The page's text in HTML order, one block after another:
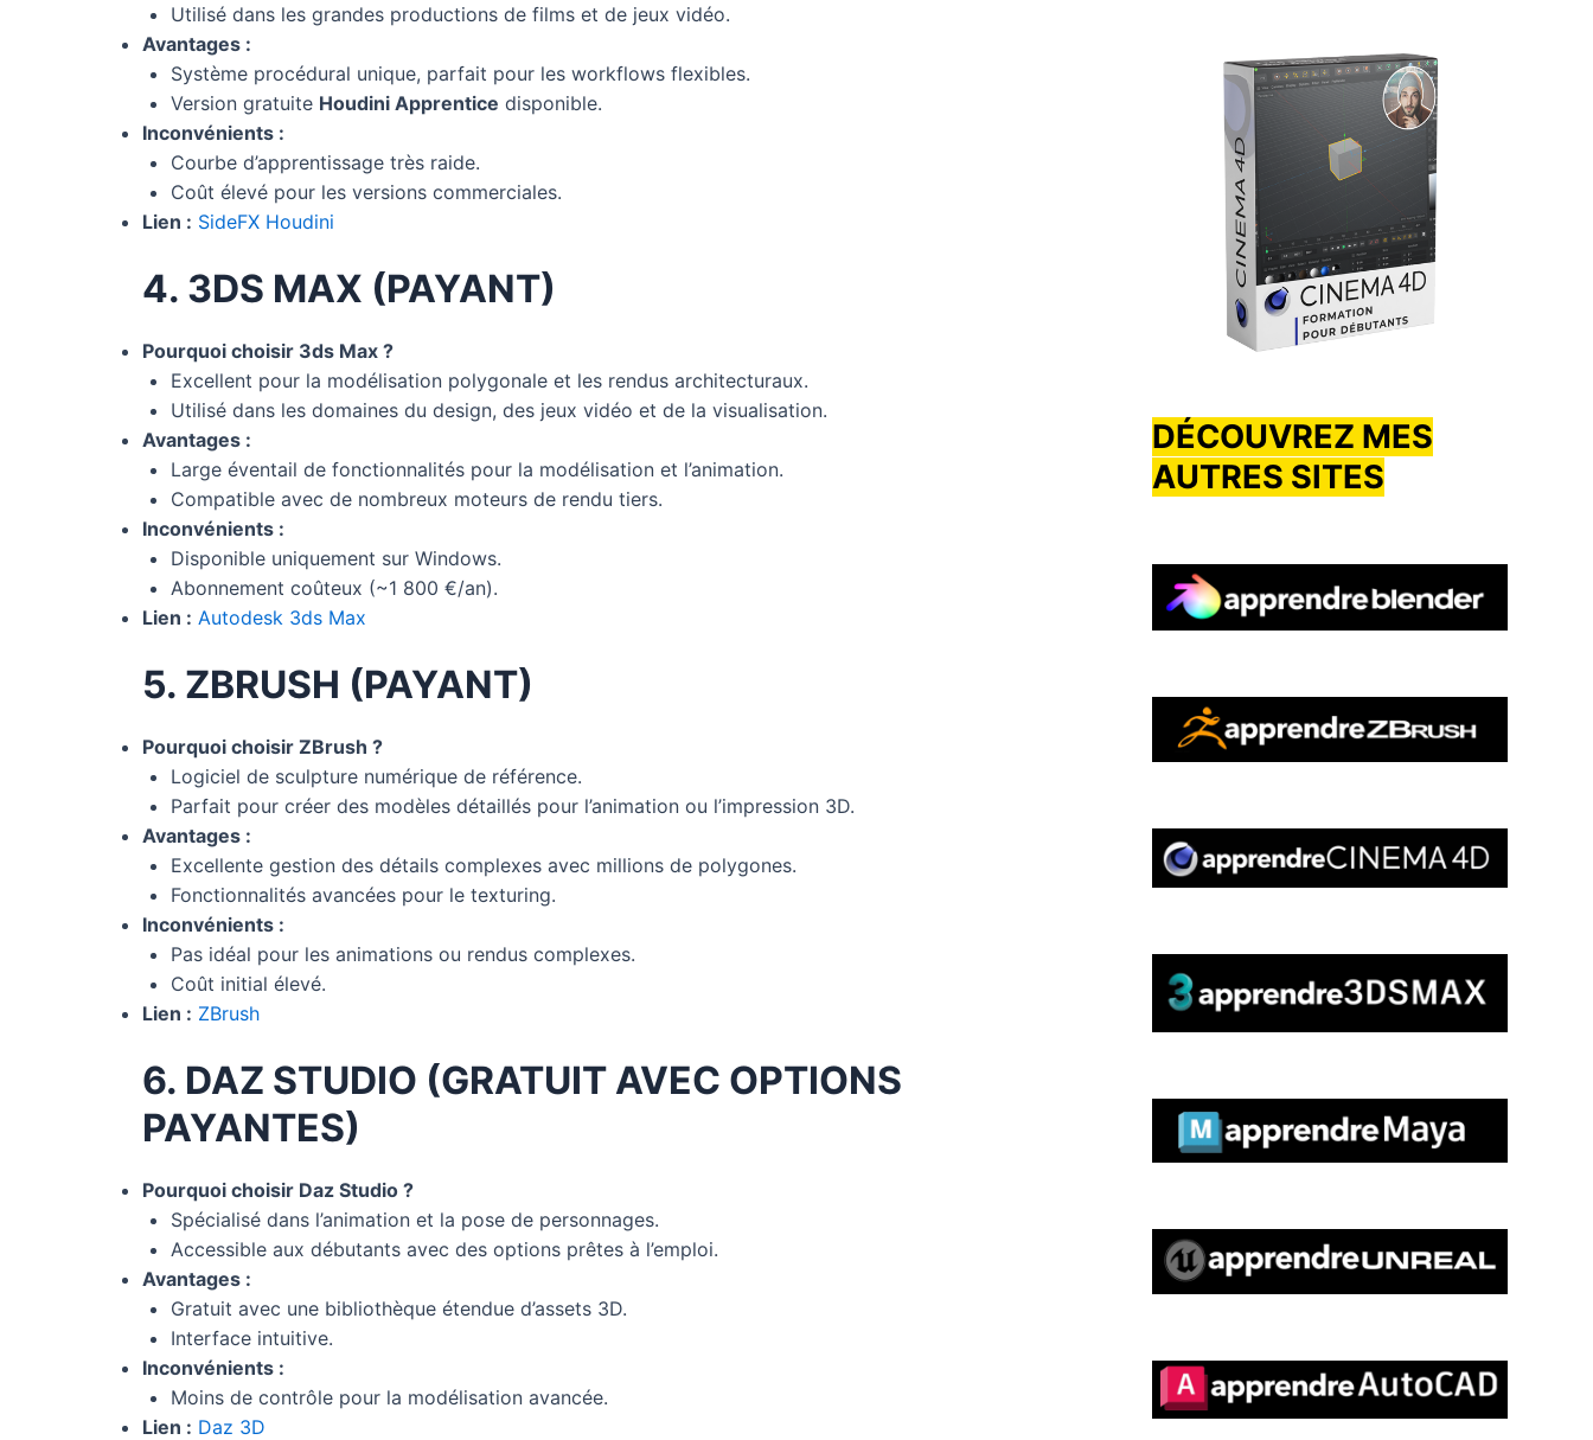
Utilisé dans les grandes productions de films et de jeux vidéo.
Avantages :
Système procédural unique, parfait pour les workflows flexibles.
Version gratuite Houdini Apprentice disponible.
Inconvénients :
Courbe d’apprentissage très raide.
Coût élevé pour les versions commerciales.
Lien : SideFX Houdini
4. 3DS MAX (PAYANT)
Pourquoi choisir 3ds Max ?
Excellent pour la modélisation polygonale et les rendus architecturaux.
Utilisé dans les domaines du design, des jeux vidéo et de la visualisation.
Avantages :
Large éventail de fonctionnalités pour la modélisation et l’animation.
Compatible avec de nombreux moteurs de rendu tiers.
Inconvénients :
Disponible uniquement sur Windows.
Abonnement coûteux (~1 800 €/an).
Lien : Autodesk 3ds Max
5. ZBRUSH (PAYANT)
Pourquoi choisir ZBrush ?
Logiciel de sculpture numérique de référence.
Parfait pour créer des modèles détaillés pour l’animation ou l’impression 3D.
Avantages :
Excellente gestion des détails complexes avec millions de polygones.
Fonctionnalités avancées pour le texturing.
Inconvénients :
Pas idéal pour les animations ou rendus complexes.
Coût initial élevé.
Lien : ZBrush
6. DAZ STUDIO (GRATUIT AVEC OPTIONS
PAYANTES)
Pourquoi choisir Daz Studio ?
Spécialisé dans l’animation et la pose de personnages.
Accessible aux débutants avec des options prêtes à l’emploi.
Avantages :
Gratuit avec une bibliothèque étendue d’assets 3D.
Interface intuitive.
Inconvénients :
Moins de contrôle pour la modélisation avancée.
Lien : Daz 3D
DÉCOUVREZ MES
AUTRES SITES